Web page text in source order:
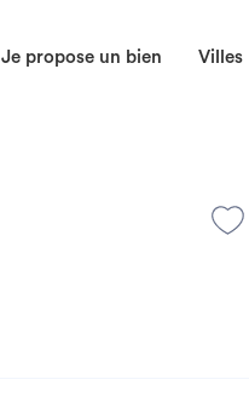
Je propose un bien Villes